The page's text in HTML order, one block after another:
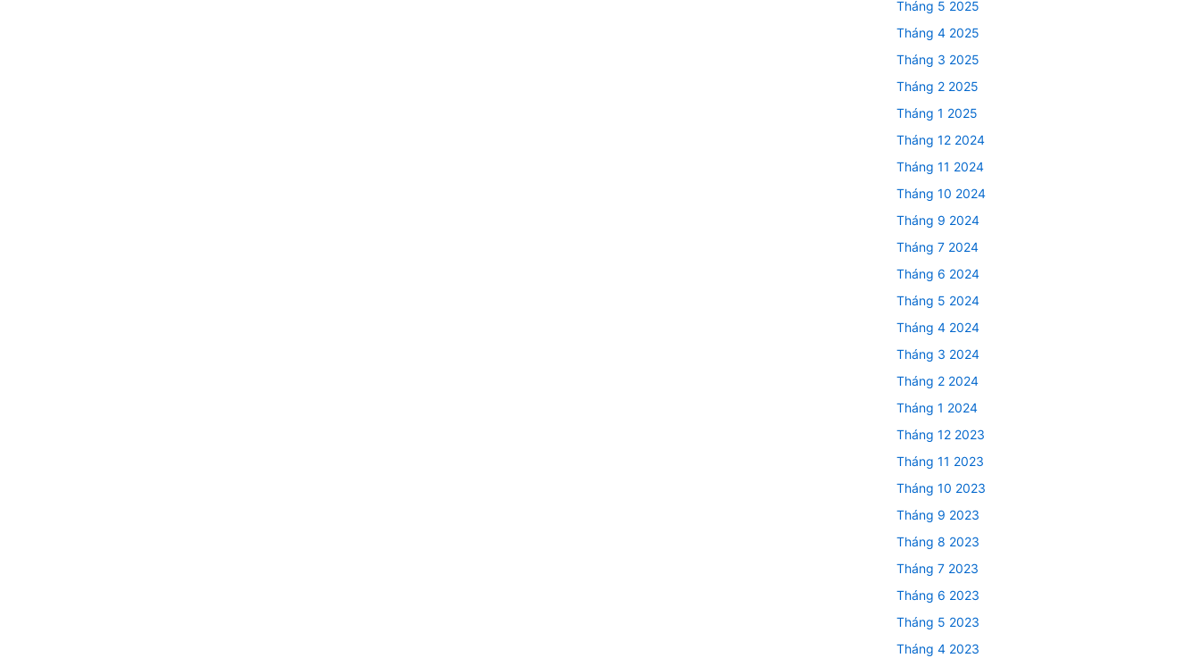
Tháng 5 2025
Tháng 4 2025
Tháng 3 2025
Tháng 2 2025
Tháng 1 2025
Tháng 12 2024
Tháng 11 2024
Tháng 10 2024
Tháng 9 2024
Tháng 7 2024
Tháng 6 2024
Tháng 5 2024
Tháng 4 2024
Tháng 3 2024
Tháng 2 2024
Tháng 1 2024
Tháng 12 2023
Tháng 11 2023
Tháng 10 2023
Tháng 9 2023
Tháng 8 2023
Tháng 7 2023
Tháng 6 2023
Tháng 5 2023
Tháng 4 2023